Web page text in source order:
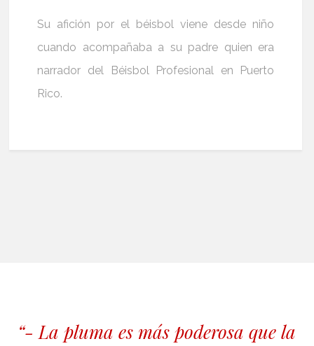
Su afición por el béisbol viene desde niño
cuando acompañaba a su padre quien era
narrador del Béisbol Profesional en Puerto
Rico.
“- La pluma es más poderosa que la